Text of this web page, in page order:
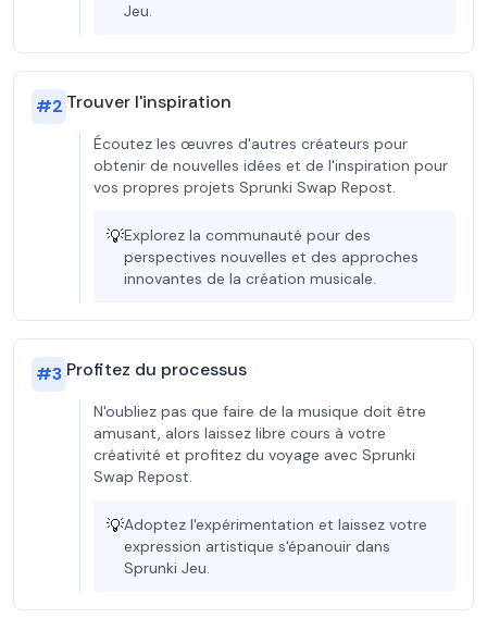
Jeu.
#2 Trouver l'inspiration
Écoutez les œuvres d'autres créateurs pour
obtenir de nouvelles idées et de l'inspiration pour
vos propres projets Sprunki Swap Repost.
💡Explorez la communauté pour des
perspectives nouvelles et des approches
innovantes de la création musicale.
#3 Profitez du processus
N'oubliez pas que faire de la musique doit être
amusant, alors laissez libre cours à votre
créativité et profitez du voyage avec Sprunki
Swap Repost.
💡Adoptez l'expérimentation et laissez votre
expression artistique s'épanouir dans
Sprunki Jeu.